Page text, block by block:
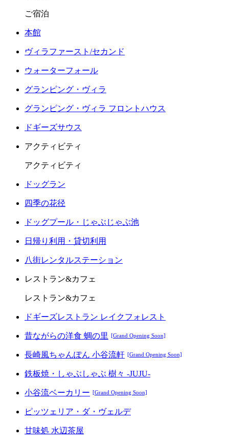
ご宿泊
本館
ヴィラファースト/セカンド
ウォーターフォール
グランピング・ヴィラ
グランピング・ヴィラ フロントハウス
ドギーズサウス
アクティビティ
アクティビティ
ドッグラン
四季の花径
ドッグプール・じゃぶじゃぶ池
日帰り利用・貸切利用
八街レンタルステーション
レストラン&カフェ
レストラン&カフェ
ドギーズレストラン レイクフォレスト
昔ながらの洋食 蜩の里 [Grand Opening Soon]
長崎風ちゃんぽん 小谷流軒 [Grand Opening Soon]
鉄板焼・しゃぶしゃぶ 樹々 -JUJU-
小谷流ベーカリー [Grand Opening Soon]
ピッツェリア・ダ・ヴェルデ
甘味処 水辺茶屋